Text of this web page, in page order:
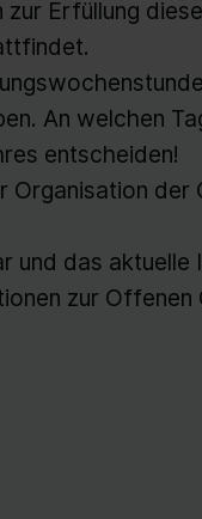
zur Erfüllung
An welchen
entscheiden!
Organisation
und das
zur